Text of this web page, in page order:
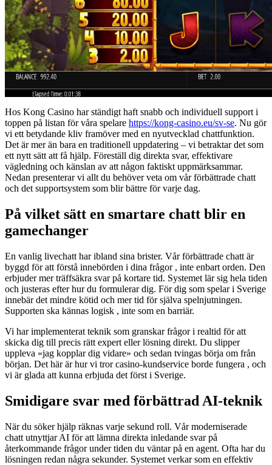
Hos Kong Casino har ständigt haft snabb och individuell support i
toppen på listan för våra spelare https://kong-casino.eu/sv-se. Nu gör
vi ett betydande kliv framöver med en nyutvecklad chattfunktion.
Det är mer än bara en traditionell uppdatering – vi betraktar det som
ett nytt sätt att få hjälp. Föreställ dig direkta svar, effektivare
vägledning och känslan av att någon faktiskt uppmärksammar.
Nedan presenterar vi allt du behöver veta om vår förbättrade chatt
och det supportsystem som blir bättre för varje dag.
På vilket sätt en smartare chatt blir en
gamechanger
En vanlig livechatt har ibland sina brister. Vår förbättrade chatt är
byggd för att förstå innebörden i dina frågor , inte enbart orden. Den
erbjuder mer träffsäkra svar på kortare tid. Systemet lär sig hela tiden
och justeras efter hur du formulerar dig. För dig som spelar i Sverige
innebär det mindre kötid och mer tid för själva spelnjutningen.
Supporten ska kännas logisk , inte som en barriär.
Vi har implementerat teknik som granskar frågor i realtid för att
skicka dig till precis rätt expert eller lösning direkt. Du slipper
uppleva «jag kopplar dig vidare» och sedan tvingas börja om från
början. Det här är hur vi tror casino-kundservice borde fungera , och
vi är glada att kunna erbjuda det först i Sverige.
Smidigare svar med förbättrad AI-teknik
När du söker hjälp räknas varje sekund roll. Vår moderniserade
chatt utnyttjar AI för att lämna direkta inledande svar på
återkommande frågor under tiden du väntar på en agent. Ofta har du
lösningen redan några sekunder. Systemet verkar som en effektiv